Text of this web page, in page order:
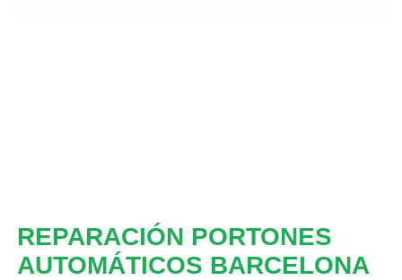
REPARACIÓN PORTONES
AUTOMÁTICOS BARCELONA